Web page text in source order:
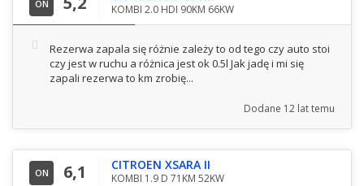
ON KOMBI 2.0 HDI 90KM 66KW
Rezerwa zapala się różnie zależy to od tego czy auto stoi
czy jest w ruchu a różnica jest ok 0.5l Jak jadę i mi się
zapali rezerwa to km zrobię...
Dodane 12 lat temu
ON 6,1 CITROEN XSARA II
KOMBI 1.9 D 71KM 52KW